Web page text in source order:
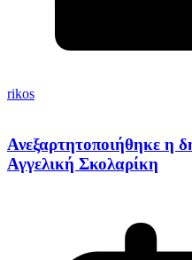
rikos
Ανεξαρτητοποιήθηκε η
Αγγελική Σκολαρίκη